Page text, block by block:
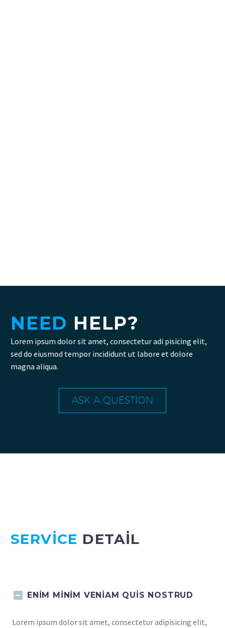

NEED HELP?
Lorem ipsum dolor sit amet, consectetur adi pisicing elit,
sed do eiusmod tempor incididunt ut labore et dolore
magna aliqua.
ASK A QUESTION
SERVICE DETAIL
ENIM MINIM VENIAM QUIS NOSTRUD
Lorem ipsum dolor sit amet, consectetur adipisicing elit,